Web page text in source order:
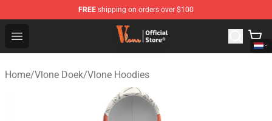
FREE shipping on orders over $100
Open menu
Vlone Shop - Official Vlone Merchandise Store
Home/Vlone Doek/Vlone Hoodies